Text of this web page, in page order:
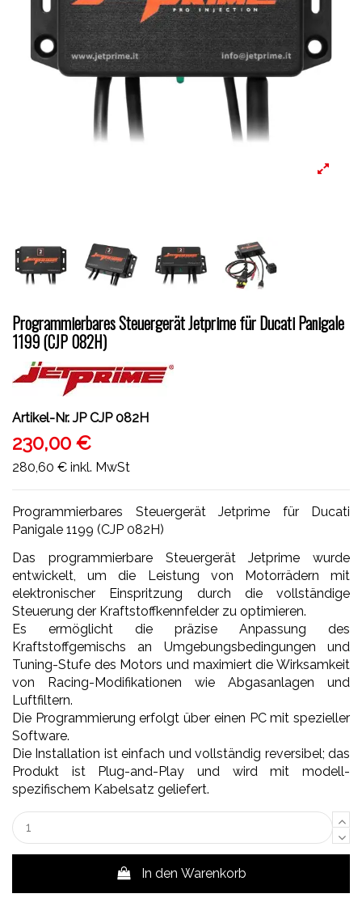
Programmierbares Steuergerät Jetprime für Ducati Panigale
1199 (CJP 082H)
Artikel-Nr. JP CJP 082H
230,00 €
280,60 € inkl. MwSt
Programmierbares Steuergerät Jetprime für Ducati
Panigale 1199 (CJP 082H)
Das programmierbare Steuergerät Jetprime wurde
entwickelt, um die Leistung von Motorrädern mit
elektronischer Einspritzung durch die vollständige
Steuerung der Kraftstoffkennfelder zu optimieren.
Es ermöglicht die präzise Anpassung des
Kraftstoffgemischs an Umgebungsbedingungen und
Tuning-Stufe des Motors und maximiert die Wirksamkeit
von Racing-Modifikationen wie Abgasanlagen und
Luftfiltern.
Die Programmierung erfolgt über einen PC mit spezieller
Software.
Die Installation ist einfach und vollständig reversibel; das
Produkt ist Plug-and-Play und wird mit modell-
spezifischem Kabelsatz geliefert.
In den Warenkorb